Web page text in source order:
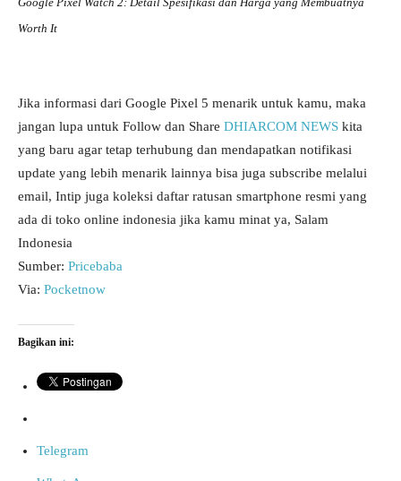
Worth It
Jika informasi dari Google Pixel 5 menarik untuk kamu, maka
jangan lupa untuk Follow dan Share DHIARCOM NEWS kita
yang baru agar tetap terhubung dan mendapatkan notifikasi
update yang lebih menarik lainnya bisa juga subscribe melalui
email, Intip juga koleksi daftar ratusan smartphone resmi yang
ada di toko online indonesia jika kamu minat ya, Salam
Indonesia
Sumber: Pricebaba
Via: Pocketnow
Bagikan ini:
Telegram